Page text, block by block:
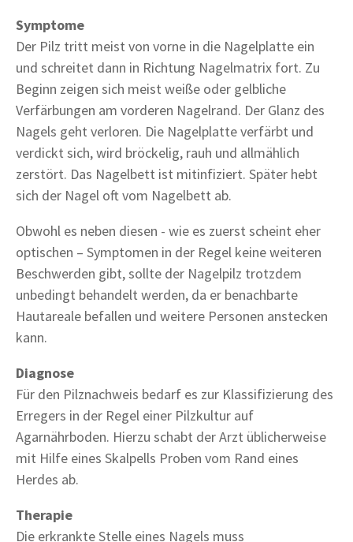
Symptome
Der Pilz tritt meist von vorne in die Nagelplatte ein
und schreitet dann in Richtung Nagelmatrix fort. Zu
Beginn zeigen sich meist weiße oder gelbliche
Verfärbungen am vorderen Nagelrand. Der Glanz des
Nagels geht verloren. Die Nagelplatte verfärbt und
verdickt sich, wird bröckelig, rauh und allmählich
zerstört. Das Nagelbett ist mitinfiziert. Später hebt
sich der Nagel oft vom Nagelbett ab.
Obwohl es neben diesen - wie es zuerst scheint eher
optischen – Symptomen in der Regel keine weiteren
Beschwerden gibt, sollte der Nagelpilz trotzdem
unbedingt behandelt werden, da er benachbarte
Hautareale befallen und weitere Personen anstecken
kann.
Diagnose
Für den Pilznachweis bedarf es zur Klassifizierung des
Erregers in der Regel einer Pilzkultur auf
Agarnährboden. Hierzu schabt der Arzt üblicherweise
mit Hilfe eines Skalpells Proben vom Rand eines
Herdes ab.
Therapie
Die erkrankte Stelle eines Nagels muss